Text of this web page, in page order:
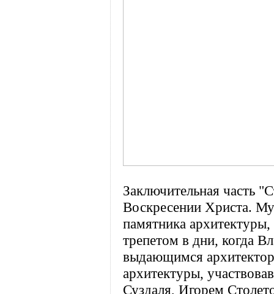
Заключительная часть
Воскресении Христа.
памятника
трепетом в дни, когда
выдающимся
архитектуры,
Суздаля, Игорем